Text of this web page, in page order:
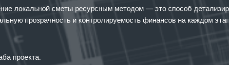
локальной сметы ресурсным методом — это способ
прозрачность и контролируемость финансов на каждом
проекта.